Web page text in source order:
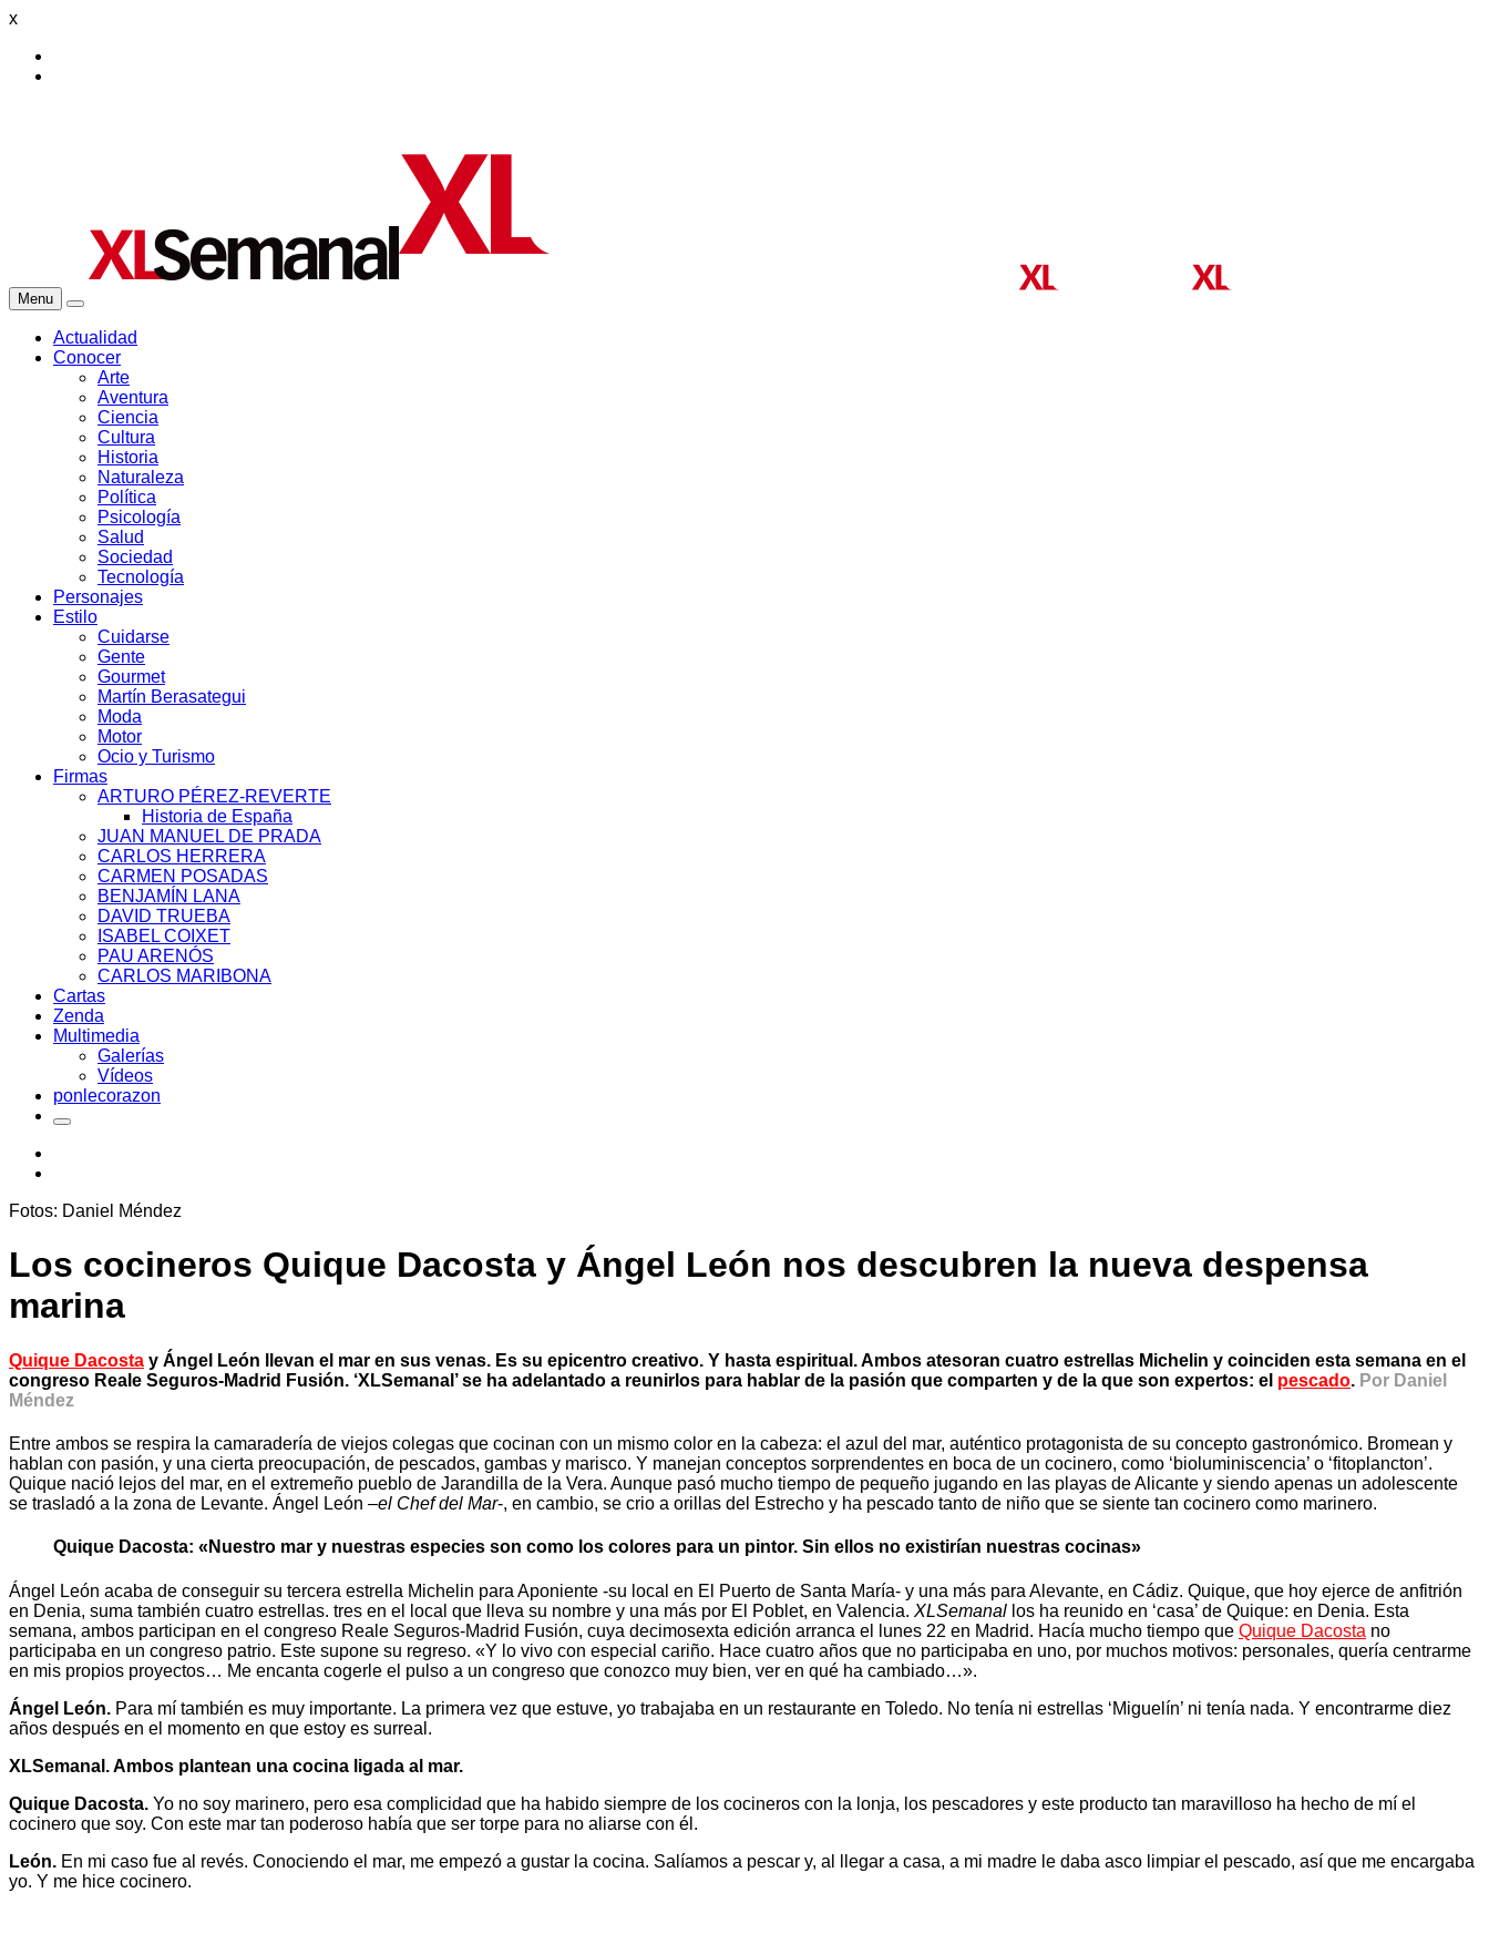
x
Menu
Actualidad
Conocer
Arte
Aventura
Ciencia
Cultura
Historia
Naturaleza
Política
Psicología
Salud
Sociedad
Tecnología
Personajes
Estilo
Cuidarse
Gente
Gourmet
Martín Berasategui
Moda
Motor
Ocio y Turismo
Firmas
ARTURO PÉREZ-REVERTE
Historia de España
JUAN MANUEL DE PRADA
CARLOS HERRERA
CARMEN POSADAS
BENJAMÍN LANA
DAVID TRUEBA
ISABEL COIXET
PAU ARENÓS
CARLOS MARIBONA
Cartas
Zenda
Multimedia
Galerías
Vídeos
ponlecorazon
Fotos: Daniel Méndez
Los cocineros Quique Dacosta y Ángel León nos descubren la nueva despensa
marina
Quique Dacosta y Ángel León llevan el mar en sus venas. Es su epicentro creativo. Y hasta espiritual. Ambos atesoran cuatro estrellas Michelin y coinciden esta semana en el
congreso Reale Seguros-Madrid Fusión. ‘XLSemanal’ se ha adelantado a reunirlos para hablar de la pasión que comparten y de la que son expertos: el pescado. Por Daniel
Méndez
Entre ambos se respira la camaradería de viejos colegas que cocinan con un mismo color en la cabeza: el azul del mar, auténtico protagonista de su concepto gastronómico. Bromean y
hablan con pasión, y una cierta preocupación, de pescados, gambas y marisco. Y manejan conceptos sorprendentes en boca de un cocinero, como ‘bioluminiscencia’ o ‘fitoplancton’.
Quique nació lejos del mar, en el extremeño pueblo de Jarandilla de la Vera. Aunque pasó mucho tiempo de pequeño jugando en las playas de Alicante y siendo apenas un adolescente
se trasladó a la zona de Levante. Ángel León –el Chef del Mar-, en cambio, se crio a orillas del Estrecho y ha pescado tanto de niño que se siente tan cocinero como marinero.
Quique Dacosta: «Nuestro mar y nuestras especies son como los colores para un pintor. Sin ellos no existirían nuestras cocinas»
Ángel León acaba de conseguir su tercera estrella Michelin para Aponiente -su local en El Puerto de Santa María- y una más para Alevante, en Cádiz. Quique, que hoy ejerce de anfitrión
en Denia, suma también cuatro estrellas. tres en el local que lleva su nombre y una más por El Poblet, en Valencia. XLSemanal los ha reunido en ‘casa’ de Quique: en Denia. Esta
semana, ambos participan en el congreso Reale Seguros-Madrid Fusión, cuya decimosexta edición arranca el lunes 22 en Madrid. Hacía mucho tiempo que Quique Dacosta no
participaba en un congreso patrio. Este supone su regreso. «Y lo vivo con especial cariño. Hace cuatro años que no participaba en uno, por muchos motivos: personales, quería centrarme
en mis propios proyectos… Me encanta cogerle el pulso a un congreso que conozco muy bien, ver en qué ha cambiado…».
Ángel León. Para mí también es muy importante. La primera vez que estuve, yo trabajaba en un restaurante en Toledo. No tenía ni estrellas ‘Miguelín’ ni tenía nada. Y encontrarme diez
años después en el momento en que estoy es surreal.
XLSemanal. Ambos plantean una cocina ligada al mar.
Quique Dacosta. Yo no soy marinero, pero esa complicidad que ha habido siempre de los cocineros con la lonja, los pescadores y este producto tan maravilloso ha hecho de mí el
cocinero que soy. Con este mar tan poderoso había que ser torpe para no aliarse con él.
León. En mi caso fue al revés. Conociendo el mar, me empezó a gustar la cocina. Salíamos a pescar y, al llegar a casa, a mi madre le daba asco limpiar el pescado, así que me encargaba
yo. Y me hice cocinero.